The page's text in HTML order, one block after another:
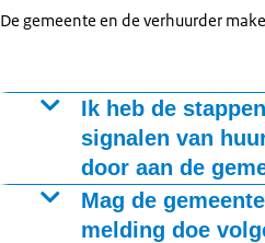
De gemeente en de verhuurder
Ik heb de
signalen van
door aan de
Vraag de gemeente op
worden gemeld. Gebruik
Mag de
melding doe